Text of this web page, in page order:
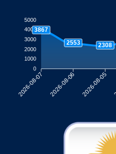
5000
4000
3000
2000
1000
0
3867
2553
2308
2026-08-07 2026-08-06 2026-08-05